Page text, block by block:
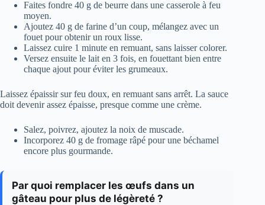
Faites fondre 40 g de beurre dans une casserole à feu
moyen.
Ajoutez 40 g de farine d’un coup, mélangez avec un
fouet pour obtenir un roux lisse.
Laissez cuire 1 minute en remuant, sans laisser colorer.
Versez ensuite le lait en 3 fois, en fouettant bien entre
chaque ajout pour éviter les grumeaux.
Laissez épaissir sur feu doux, en remuant sans arrêt. La sauce
doit devenir assez épaisse, presque comme une crème.
Salez, poivrez, ajoutez la noix de muscade.
Incorporez 40 g de fromage râpé pour une béchamel
encore plus gourmande.
Par quoi remplacer les œufs dans un
gâteau pour plus de légèreté ?